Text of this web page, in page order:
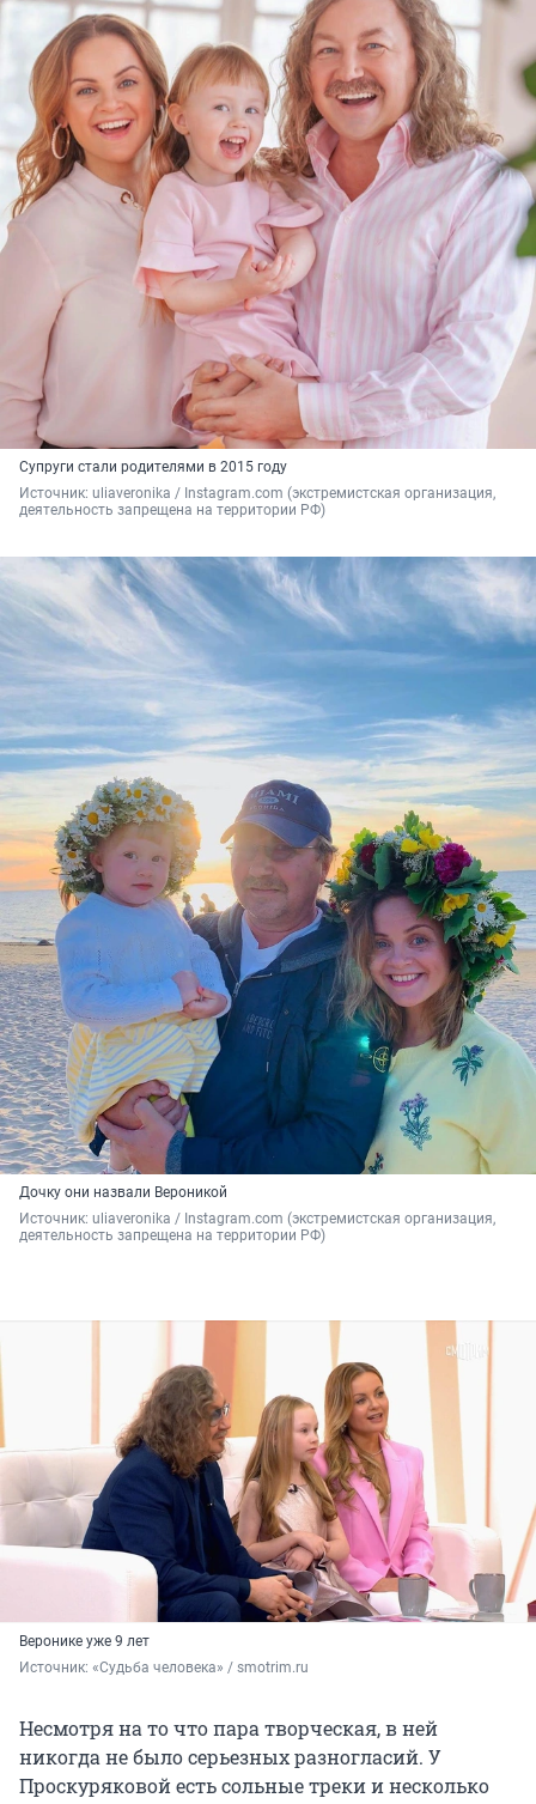
Супруги стали родителями в 2015 году
Источник: uliaveronika / Instagram.com (экстремистская организация,
деятельность запрещена на территории РФ)
Дочку они назвали Вероникой
Источник: uliaveronika / Instagram.com (экстремистская организация,
деятельность запрещена на территории РФ)
Веронике уже 9 лет
Источник: «Судьба человека» / smotrim.ru
Несмотря на то что пара творческая, в ней
никогда не было серьезных разногласий. У
Проскуряковой есть сольные треки и несколько